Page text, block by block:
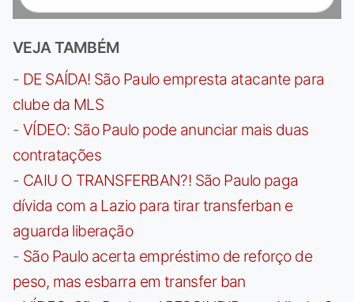
VEJA TAMBÉM
- DE SAÍDA! São Paulo empresta atacante para
clube da MLS
- VÍDEO: São Paulo pode anunciar mais duas
contratações
- CAIU O TRANSFERBAN?! São Paulo paga
dívida com a Lazio para tirar transferban e
aguarda liberação
- São Paulo acerta empréstimo de reforço de
peso, mas esbarra em transfer ban